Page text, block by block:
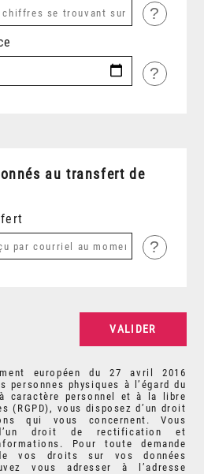
?
?
au transfert de
?
européen du 27 avril 2016
physiques à l’égard du
caractère personnel et à la libre
(RGPD), vous disposez d’un droit
qui vous concernent. Vous
droit de rectification et
Pour toute demande
vos droits sur vos données
vous adresser à l’adresse